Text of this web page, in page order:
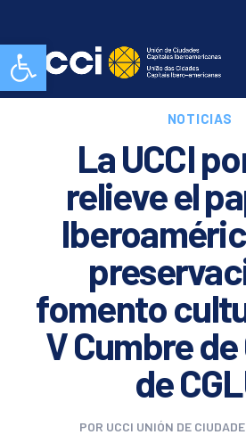
Abrir barra de herramientas
NOTICIAS
La UCCI
relieve el
fomento
V Cumbre
de
POR UCCI UNIÓN DE